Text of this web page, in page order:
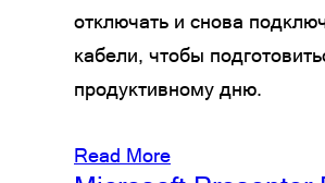
отключать и снова
кабели, чтобы
продуктивному дню.
Read More